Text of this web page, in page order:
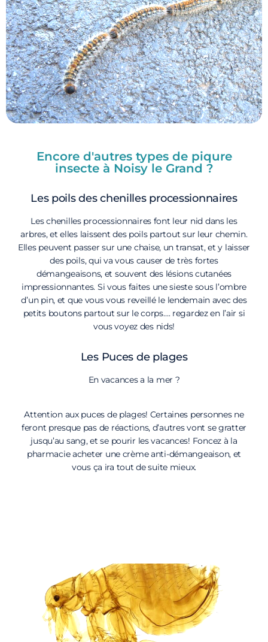
Encore d'autres types de piqure
insecte à Noisy le Grand ?
Les poils des chenilles processionnaires
Les chenilles processionnaires font leur nid dans les
arbres, et elles laissent des poils partout sur leur chemin.
Elles peuvent passer sur une chaise, un transat, et y laisser
des poils, qui va vous causer de très fortes
démangeaisons, et souvent des lésions cutanées
impressionnantes. Si vous faites une sieste sous l’ombre
d’un pin, et que vous vous reveillé le lendemain avec des
petits boutons partout sur le corps…. regardez en l’air si
vous voyez des nids!
Les Puces de plages
En vacances a la mer ?
Attention aux puces de plages! Certaines personnes ne
feront presque pas de réactions, d’autres vont se gratter
jusqu’au sang, et se pourir les vacances! Foncez à la
pharmacie acheter une crème anti-démangeaison, et
vous ça ira tout de suite mieux.